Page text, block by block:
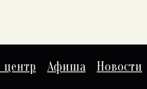
Афиша Новости